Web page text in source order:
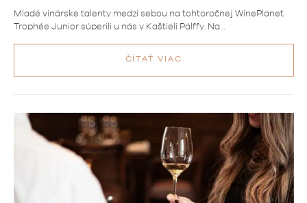
Mladé vinárske talenty medzi sebou na tohtoročnej WinePlanet
Trophée Junior súperili u nás v Kaštieli Pálffy. Na…
ČÍTAŤ VIAC